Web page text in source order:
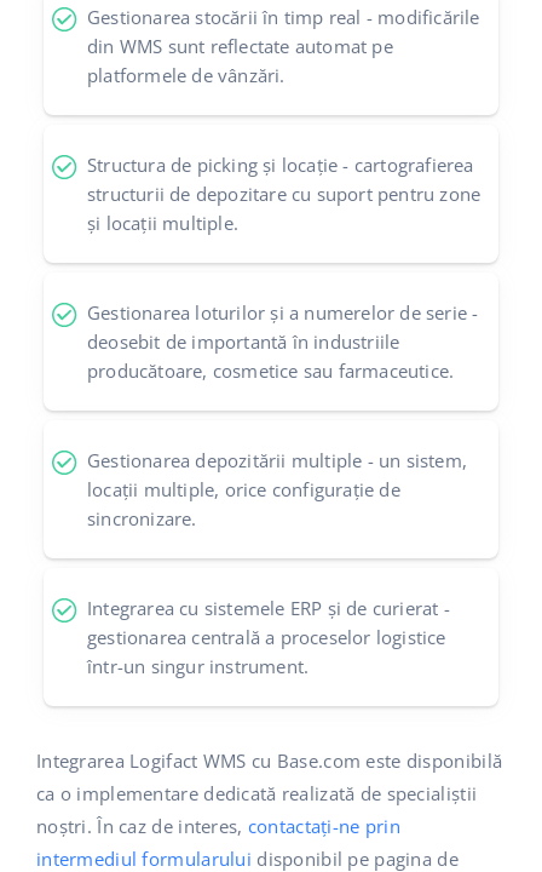
Gestionarea stocării în timp real - modificările
din WMS sunt reflectate automat pe
platformele de vânzări.
Structura de picking și locație - cartografierea
structurii de depozitare cu suport pentru zone
și locații multiple.
Gestionarea loturilor și a numerelor de serie -
deosebit de importantă în industriile
producătoare, cosmetice sau farmaceutice.
Gestionarea depozitării multiple - un sistem,
locații multiple, orice configurație de
sincronizare.
Integrarea cu sistemele ERP și de curierat -
gestionarea centrală a proceselor logistice
într-un singur instrument.
Integrarea Logifact WMS cu Base.com este disponibilă
ca o implementare dedicată realizată de specialiștii
noștri. În caz de interes, contactați-ne prin
intermediul formularului disponibil pe pagina de